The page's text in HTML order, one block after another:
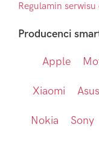
Regulamin
Producenci
Apple
Xiaomi Asus
Nokia Sony